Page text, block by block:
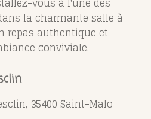
la charmante salle à
repas authentique et
conviviale.
35400 Saint-Malo